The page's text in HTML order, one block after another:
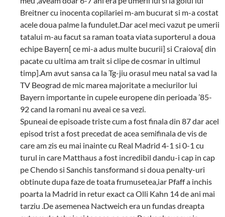
Breitner cu inocenta copilariei m-am bucurat si m-a costat
acele doua palme la fundulet.Dar acel meci vazut pe umerii
tatalui m-au facut sa raman toata viata suporterul a doua
echipe Bayern[ ce mi-a adus multe bucurii] si Craiova[ din
pacate cu ultima am trait si clipe de cosmar in ultimul
timp].Am avut sansa ca la Tg-jiu orasul meu natal sa vad la
TV Beograd de mic marea majoritate a meciurilor lui
Bayern importante in cupele europene din perioada ’85-
92 cand la romani nu aveai ce sa vezi.
Spuneai de episoade triste cum a fost finala din 87 dar acel
episod trist a fost precedat de acea semifinala de vis de
care am zis eu mai inainte cu Real Madrid 4-1 si 0-1 cu
turul in care Matthaus a fost incredibil dandu-i cap in cap
pe Chendo si Sanchis tansformand si doua penalty-uri
obtinute dupa faze de toata frumusetea,iar Pfaff a inchis
poarta la Madrid in retur exact ca Olli Kahn 14 de ani mai
tarziu .De asemenea Nactweich era un fundas dreapta